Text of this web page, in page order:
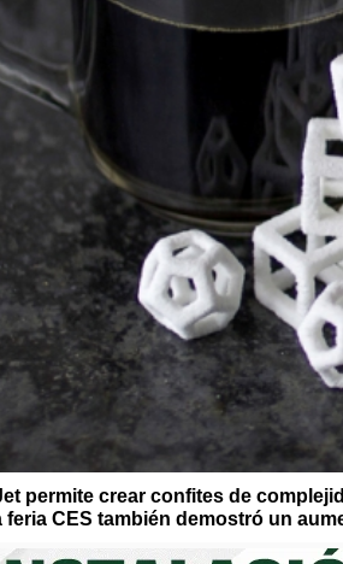
permite crear confites de
feria CES también demostró un